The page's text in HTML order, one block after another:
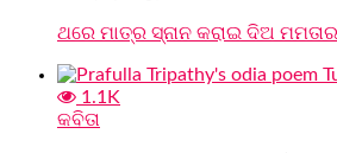
ଥରେ ମାତ୍ର ସ୍ନାନ କରାଇ ଦିଅ ମମତାର
1.1K
କବିତା